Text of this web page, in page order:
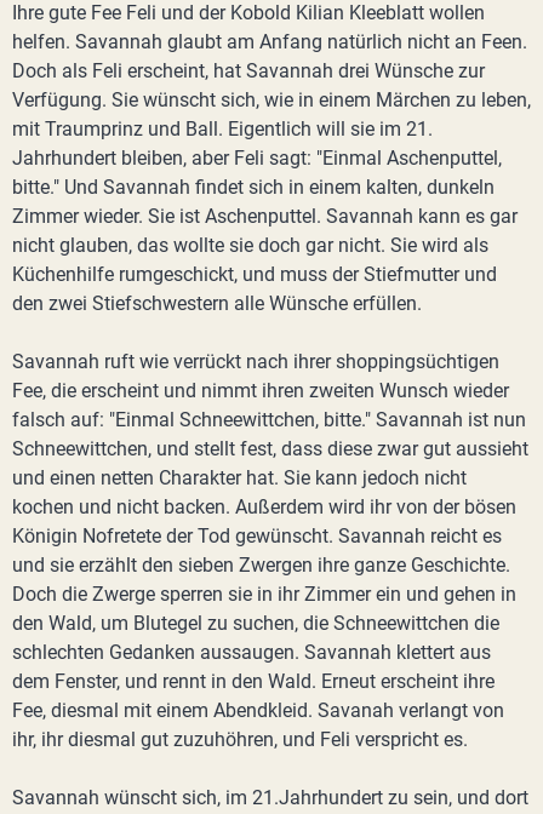
Ihre gute Fee Feli und der Kobold Kilian Kleeblatt wollen
helfen. Savannah glaubt am Anfang natürlich nicht an Feen.
Doch als Feli erscheint, hat Savannah drei Wünsche zur
Verfügung. Sie wünscht sich, wie in einem Märchen zu leben,
mit Traumprinz und Ball. Eigentlich will sie im 21.
Jahrhundert bleiben, aber Feli sagt: "Einmal Aschenputtel,
bitte." Und Savannah findet sich in einem kalten, dunkeln
Zimmer wieder. Sie ist Aschenputtel. Savannah kann es gar
nicht glauben, das wollte sie doch gar nicht. Sie wird als
Küchenhilfe rumgeschickt, und muss der Stiefmutter und
den zwei Stiefschwestern alle Wünsche erfüllen.
Savannah ruft wie verrückt nach ihrer shoppingsüchtigen
Fee, die erscheint und nimmt ihren zweiten Wunsch wieder
falsch auf: "Einmal Schneewittchen, bitte." Savannah ist nun
Schneewittchen, und stellt fest, dass diese zwar gut aussieht
und einen netten Charakter hat. Sie kann jedoch nicht
kochen und nicht backen. Außerdem wird ihr von der bösen
Königin Nofretete der Tod gewünscht. Savannah reicht es
und sie erzählt den sieben Zwergen ihre ganze Geschichte.
Doch die Zwerge sperren sie in ihr Zimmer ein und gehen in
den Wald, um Blutegel zu suchen, die Schneewittchen die
schlechten Gedanken aussaugen. Savannah klettert aus
dem Fenster, und rennt in den Wald. Erneut erscheint ihre
Fee, diesmal mit einem Abendkleid. Savanah verlangt von
ihr, ihr diesmal gut zuzuhöhren, und Feli verspricht es.
Savannah wünscht sich, im 21.Jahrhundert zu sein, und dort